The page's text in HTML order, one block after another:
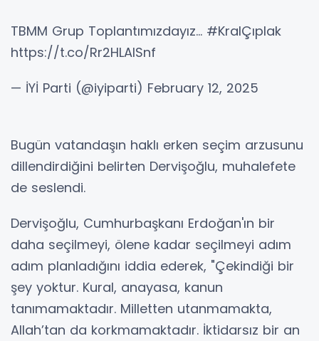
TBMM Grup Toplantımızdayız... #KralÇıplak
https://t.co/Rr2HLAlSnf
— İYİ Parti (@iyiparti) February 12, 2025
Bugün vatandaşın haklı erken seçim arzusunu
dillendirdiğini belirten Dervişoğlu, muhalefete
de seslendi.
Dervişoğlu, Cumhurbaşkanı Erdoğan'ın bir
daha seçilmeyi, ölene kadar seçilmeyi adım
adım planladığını iddia ederek, "Çekindiği bir
şey yoktur. Kural, anayasa, kanun
tanımamaktadır. Milletten utanmamakta,
Allah’tan da korkmamaktadır. İktidarsız bir an